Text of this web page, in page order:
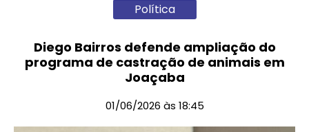
Política
Diego Bairros defende ampliação do
programa de castração de animais em
Joaçaba
01/06/2026 às 18:45